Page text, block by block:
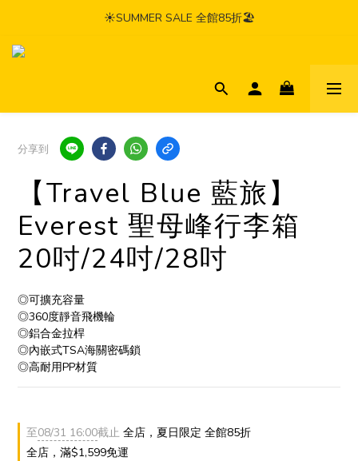
☀️SUMMER SALE 全館85折🏖️
分享到
【Travel Blue 藍旅】
Everest 聖母峰行李箱
20吋/24吋/28吋
◎可擴充容量
◎360度靜音飛機輪
◎鋁合金拉桿
◎內嵌式TSA海關密碼鎖
◎高耐用PP材質
至08/31 16:00截止 全店，夏日限定 全館85折
全店，滿$1,599免運